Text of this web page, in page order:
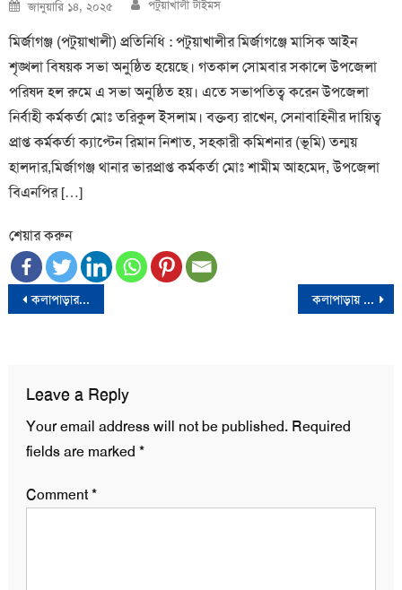
on
জানুয়ারি ১৪, ২০২৫ পটুয়াখালী টাইমস
মির্জাগঞ্জ (পটুয়াখালী) প্রতিনিধি : পটুয়াখালীর মির্জাগঞ্জে মাসিক আইন
শৃঙ্খলা বিষয়ক সভা অনুষ্ঠিত হয়েছে। গতকাল সোমবার সকালে উপজেলা
পরিষদ হল রুমে এ সভা অনুষ্ঠিত হয়। এতে সভাপতিত্ব করেন উপজেলা
নির্বাহী কর্মকর্তা মোঃ তরিকুল ইসলাম। বক্তব্য রাখেন, সেনাবাহিনীর দায়িত্ব
প্রাপ্ত কর্মকর্তা ক্যাপ্টেন রিমান নিশাত, সহকারী কমিশনার (ভূমি) তন্ময়
হালদার,মির্জাগঞ্জ থানার ভারপ্রাপ্ত কর্মকর্তা মোঃ শামীম আহমেদ, উপজেলা
বিএনপির […]
শেয়ার করুন
Post
কলাপাড়ার মহিপুরে মাকে পেটালো ছেলে কলাপাড়ায় প্রতিবন্ধীদের সুবর্ণ নাগরিক কার্ড ও সুদমুক্ত ক্ষুদ্রঋণ বিতরণ কার্যক্রম
Leave a Reply
Your email address will not be published. Required
fields are marked *
Comment*